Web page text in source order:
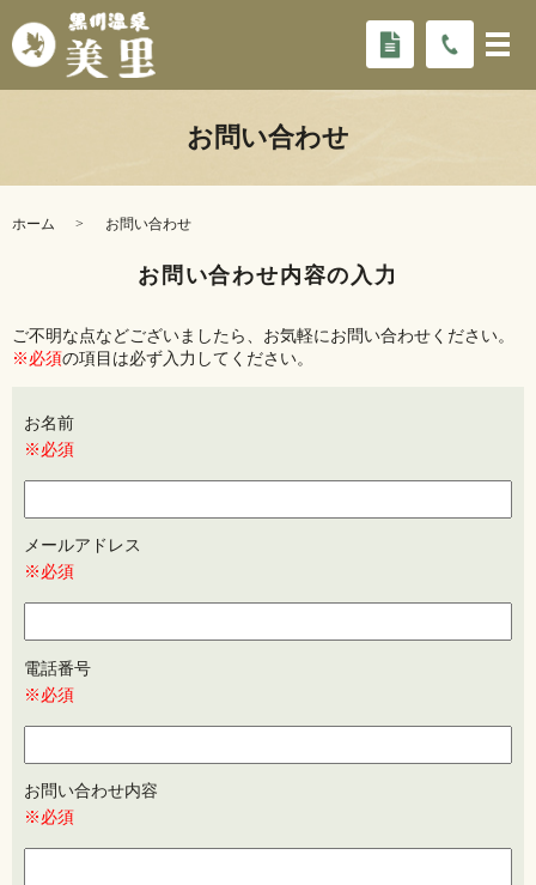
お問い合わせ
ホーム お問い合わせ
お問い合わせ内容の入力
ご不明な点などございましたら、お気軽にお問い合わせください。
※必須の項目は必ず入力してください。
お名前
※必須
メールアドレス
※必須
電話番号
※必須
お問い合わせ内容
※必須